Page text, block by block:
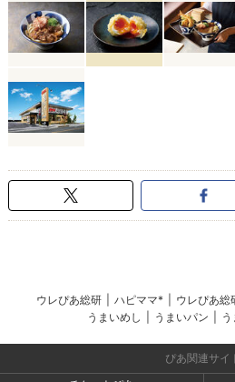
ウレぴあ総研 ハピママ* ウレぴあ総
うまいめし
うまいパン
ぴあ関連サイ